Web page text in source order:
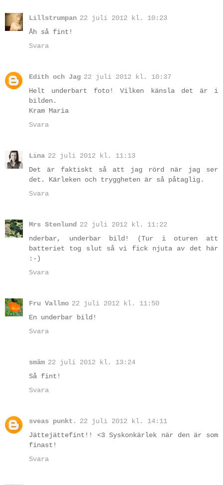
Lillstrumpan 22 juli 2012 kl. 10:23
Åh så fint!
Svara
Edith och Jag 22 juli 2012 kl. 10:37
Helt underbart foto! Vilken känsla det är i
bilden.
Kram Maria
Svara
Lina 22 juli 2012 kl. 11:13
Det är faktiskt så att jag rörd när jag ser
det. Kärleken och tryggheten är så påtaglig.
Svara
Mrs Stenlund 22 juli 2012 kl. 11:22
nderbar, underbar bild! (Tur i oturen att
batteriet tog slut så vi fick njuta av det här
:-)
Svara
Fru Vallmo 22 juli 2012 kl. 11:50
En underbar bild!
Svara
smäm 22 juli 2012 kl. 13:24
Så fint!
Svara
sveas punkt.
22 juli 2012 kl. 14:11
Jättejättefint!! <3 Syskonkärlek när den är som
finast!
Svara